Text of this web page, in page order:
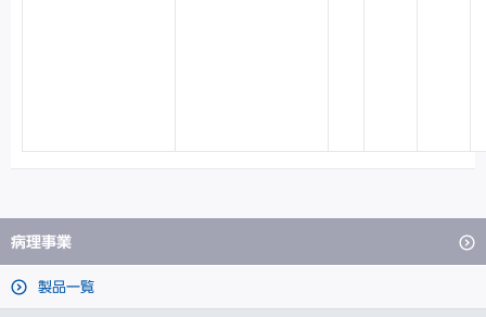
病理事業
製品一覧